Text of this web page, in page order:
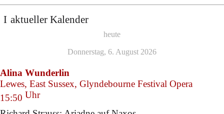
aktueller Kalender
heute
Donnerstag, 6. August 2026
Alina Wunderlin
Lewes, East Sussex, Glyndebourne Festival Opera
15:50 Uhr